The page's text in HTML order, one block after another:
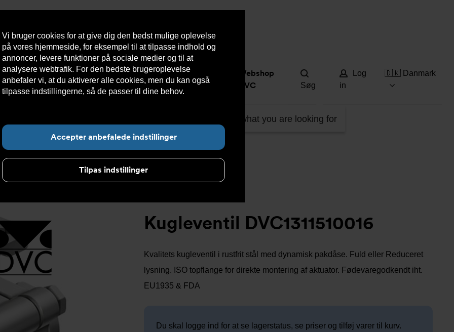
Vi bruger cookies for at give dig den bedst mulige oplevelse
på vores hjemmeside, for eksempel til at tilpasse indhold og
annoncer, levere funktioner på sociale medier og til at
analysere webtrafik. For den bedste brugeroplevelse
anbefaler vi, at du aktiverer alle cookies, men du kan også
tilpasse indstillingerne, så de passer til dine behov.
Accepter anbefalede indstillinger
Tilpas indstillinger
Kontakt
os
Teknisk
hjælp
Kundeservice
Webshop
DVC
Find what you are looking for
Søg
Log
in
🇩🇰 Danmark
Kugleventil DVC1311510016
Kugleventil DVC1311510016
Kvalitets kugleventil i rustfrit stål med dynamisk pakdåse. Fuld eller Reduceret
lysning. ISO topflange for direkte montering af aktuator. Fødevaregodkendt iht.
EU1935 & FDA
Du skal logge ind for at se lagerstatus, se priser og tilføj varer til kurv.